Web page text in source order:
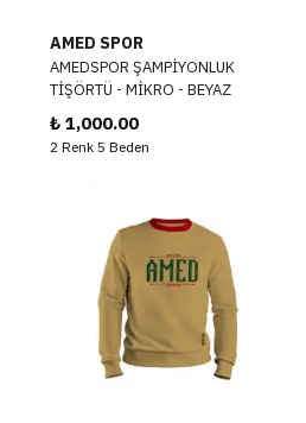
AMED SPOR
AMEDSPOR ŞAMPİYONLUK
TİŞÖRTÜ - MİKRO - BEYAZ
₺ 1,000.00
2 Renk 5 Beden